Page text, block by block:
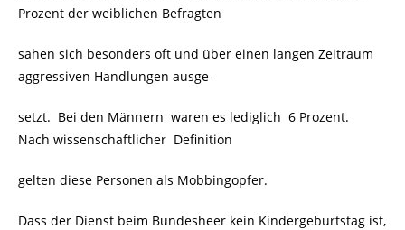
Prozent der weiblichen Befragten
sahen sich besonders oft und über einen langen Zeitraum
aggressiven Handlungen ausge-
setzt. Bei den Männern waren es lediglich 6 Prozent.
Nach wissenschaftlicher Definition
gelten diese Personen als Mobbingopfer.
Dass der Dienst beim Bundesheer kein Kindergeburtstag ist,